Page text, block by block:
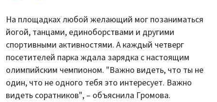
На площадках любой желающий мог позаниматься
йогой, танцами, единоборствами и другими
спортивными активностями. А каждый четверг
посетителей парка ждала зарядка с настоящим
олимпийским чемпионом. "Важно видеть, что ты не
один, что не одного тебя это интересует. Важно
видеть соратников", – объяснила Громова.